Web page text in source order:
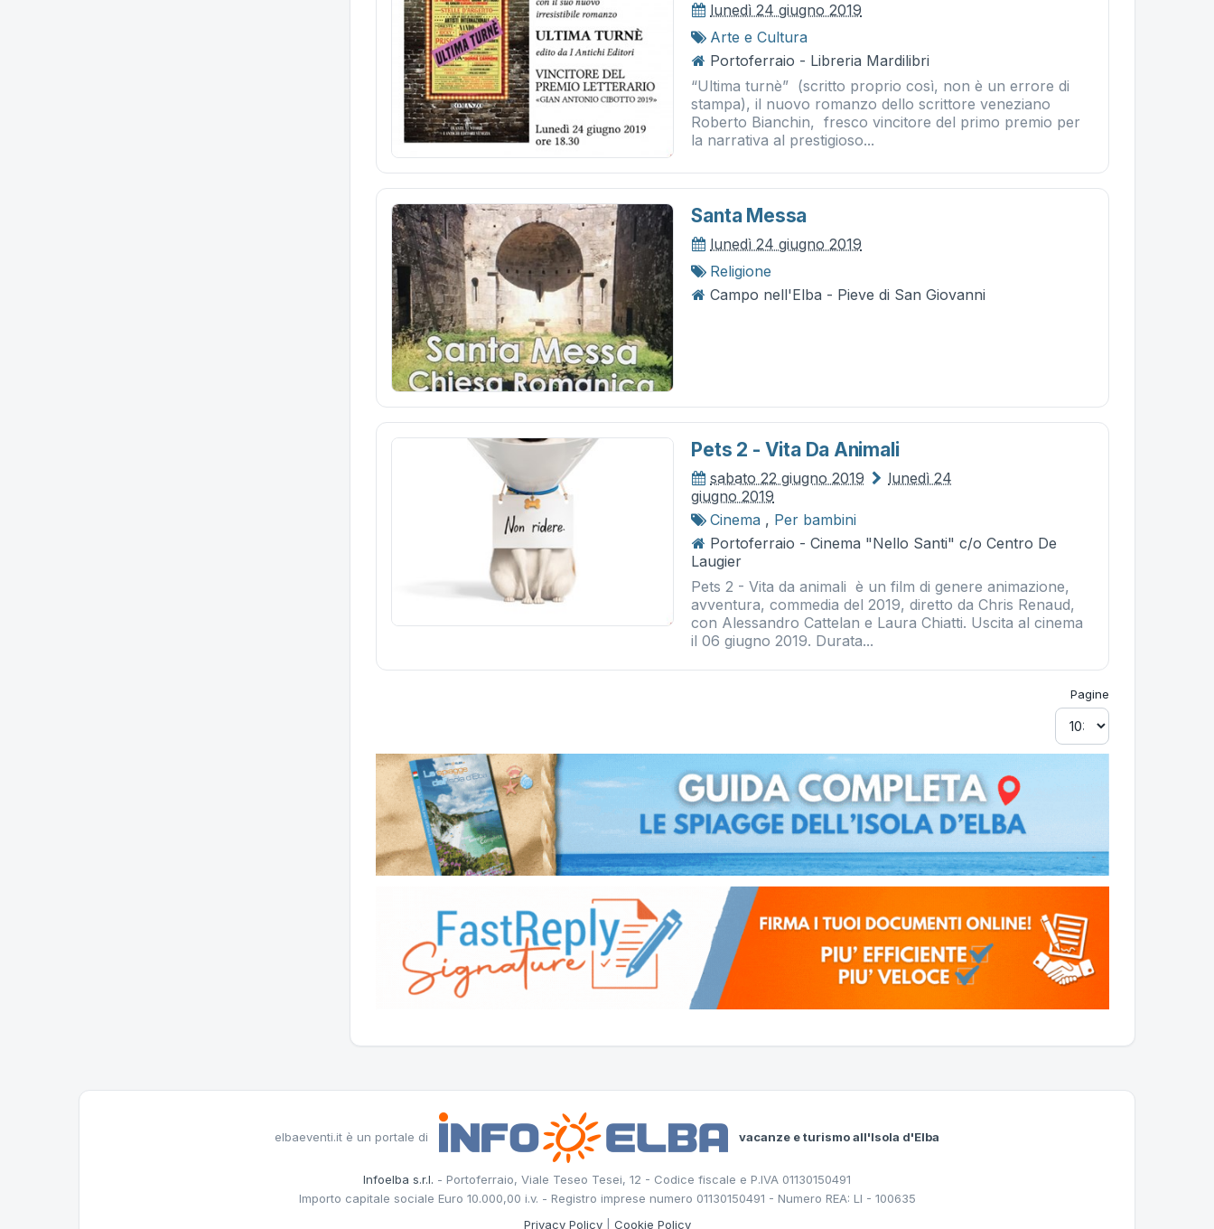
lunedì 24 giugno 2019
Arte e Cultura
Portoferraio - Libreria Mardilibri
“Ultima turnè” (scritto proprio così, non è un errore di
stampa), il nuovo romanzo dello scrittore veneziano
Roberto Bianchin, fresco vincitore del primo premio per
la narrativa al prestigioso...
Santa Messa
lunedì 24 giugno 2019
Religione
Campo nell'Elba - Pieve di San Giovanni
Pets 2 - Vita Da Animali
sabato 22 giugno 2019
lunedì 24
giugno 2019
Cinema , Per bambini
Portoferraio - Cinema "Nello Santi" c/o Centro De
Laugier
Pets 2 - Vita da animali è un film di genere animazione,
avventura, commedia del 2019, diretto da Chris Renaud,
con Alessandro Cattelan e Laura Chiatti. Uscita al cinema
il 06 giugno 2019. Durata...
Pagine
elbaeventi.it è un portale di vacanze e turismo all'Isola d'Elba
Infoelba s.r.l. - Portoferraio, Viale Teseo Tesei, 12 - Codice fiscale e P.IVA 01130150491
Importo capitale sociale Euro 10.000,00 i.v. - Registro imprese numero 01130150491 - Numero REA: LI - 100635
Privacy Policy| Cookie Policy